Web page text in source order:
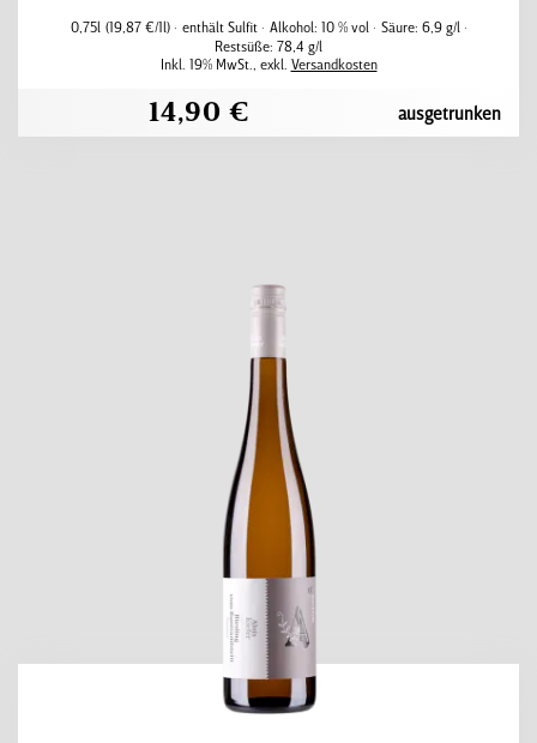
0,75l (19,87 €/1l) enthält Sulfit Alkohol: 10 % vol Säure: 6,9 g/l
Restsüße: 78,4 g/l
14,90 €
Inkl. 19% MwSt., exkl. Versandkosten
ausgetrunken